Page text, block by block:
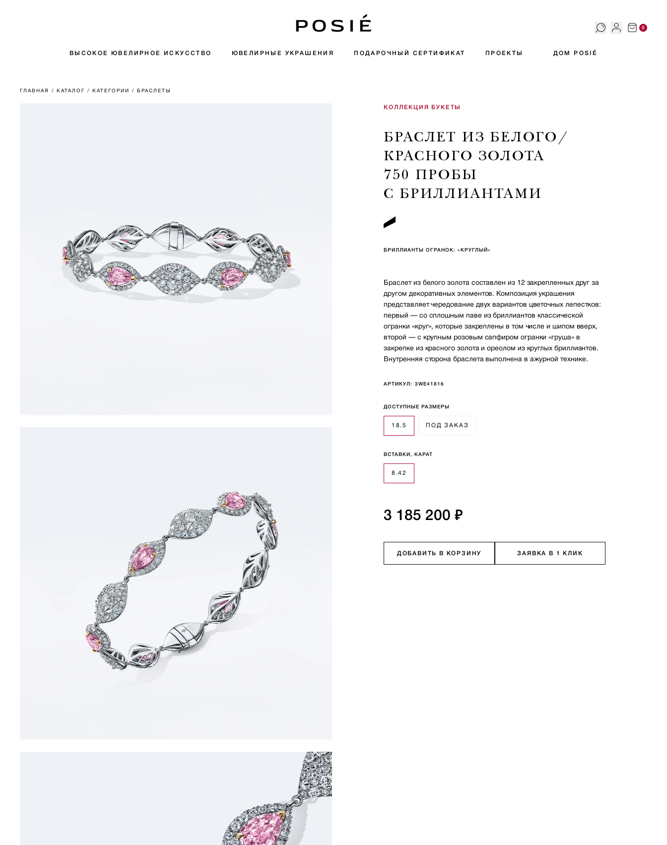
0
ВЫСОКОЕ ЮВЕЛИРНОЕ ИСКУССТВО ЮВЕЛИРНЫЕ УКРАШЕНИЯ ПОДАРОЧНЫЙ СЕРТИФИКАТ ПРОЕКТЫ ДОМ POSIÉ
ГЛАВНАЯ / КАТАЛОГ / КАТЕГОРИИ / БРАСЛЕТЫ
КОЛЛЕКЦИЯ БУКЕТЫ
БРАСЛЕТ ИЗ БЕЛОГО/
КРАСНОГО ЗОЛОТА
750 ПРОБЫ
С БРИЛЛИАНТАМИ
БРИЛЛИАНТЫ ОГРАНОК: «КРУГЛЫЙ»
Браслет из белого золота составлен из 12 закрепленных друг за
другом декоративных элементов. Композиция украшения
представляет чередование двух вариантов цветочных лепестков:
первый — со сплошным паве из бриллиантов классической
огранки «круг», которые закреплены в том числе и шипом вверх,
второй — с крупным розовым сапфиром огранки «груша» в
закрепке из красного золота и ореолом из круглых бриллиантов.
Внутренняя сторона браслета выполнена в ажурной технике.
АРТИКУЛ: 3WE41816
ДОСТУПНЫЕ РАЗМЕРЫ
18.5 ПОД ЗАКАЗ
ВСТАВКИ, КАРАТ
8.42
3 185 200 ₽
ДОБАВИТЬ В КОРЗИНУ ЗАЯВКА В 1 КЛИК